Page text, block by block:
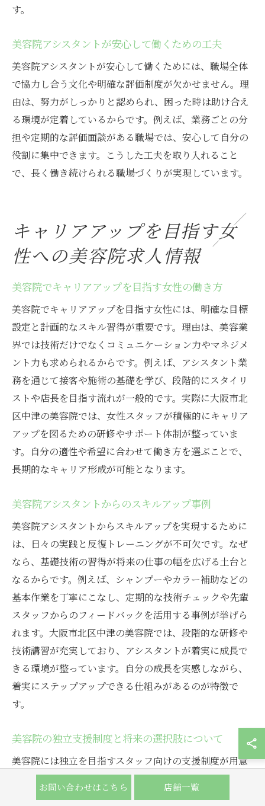
す。
美容院アシスタントが安心して働くための工夫
美容院アシスタントが安心して働くためには、職場全体
で協力し合う文化や明確な評価制度が欠かせません。理
由は、努力がしっかりと認められ、困った時は助け合え
る環境が定着しているからです。例えば、業務ごとの分
担や定期的な評価面談がある職場では、安心して自分の
役割に集中できます。こうした工夫を取り入れること
で、長く働き続けられる職場づくりが実現しています。
キャリアアップを目指す女
性への美容院求人情報
美容院でキャリアアップを目指す女性の働き方
美容院でキャリアアップを目指す女性には、明確な目標
設定と計画的なスキル習得が重要です。理由は、美容業
界では技術だけでなくコミュニケーション力やマネジメ
ント力も求められるからです。例えば、アシスタント業
務を通じて接客や施術の基礎を学び、段階的にスタイリ
ストや店長を目指す流れが一般的です。実際に大阪市北
区中津の美容院では、女性スタッフが積極的にキャリア
アップを図るための研修やサポート体制が整っていま
す。自分の適性や希望に合わせて働き方を選ぶことで、
長期的なキャリア形成が可能となります。
美容院アシスタントからのスキルアップ事例
美容院アシスタントからスキルアップを実現するために
は、日々の実践と反復トレーニングが不可欠です。なぜ
なら、基礎技術の習得が将来の仕事の幅を広げる土台と
なるからです。例えば、シャンプーやカラー補助などの
基本作業を丁寧にこなし、定期的な技術チェックや先輩
スタッフからのフィードバックを活用する事例が挙げら
れます。大阪市北区中津の美容院では、段階的な研修や
技術講習が充実しており、アシスタントが着実に成長で
きる環境が整っています。自分の成長を実感しながら、
着実にステップアップできる仕組みがあるのが特徴で
す。
美容院の独立支援制度と将来の選択肢について
美容院には独立を目指すスタッフ向けの支援制度が用意
されていることが多く、将来の選択肢が広がります。理
お問い合わせはこちら 店舗一覧